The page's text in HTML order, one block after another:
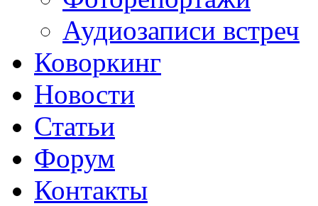
Аудиозаписи встреч
Коворкинг
Новости
Статьи
Форум
Контакты